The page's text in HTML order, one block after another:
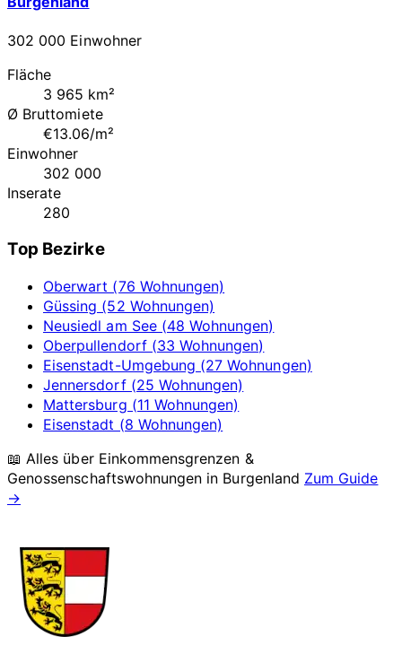
302 000 Einwohner
Fläche
3 965 km²
Ø Bruttomiete
€13.06/m²
Einwohner
302 000
Inserate
280
Top Bezirke
Oberwart (76 Wohnungen)
Güssing (52 Wohnungen)
Neusiedl am See (48 Wohnungen)
Oberpullendorf (33 Wohnungen)
Eisenstadt-Umgebung (27 Wohnungen)
Jennersdorf (25 Wohnungen)
Mattersburg (11 Wohnungen)
Eisenstadt (8 Wohnungen)
📖 Alles über Einkommensgrenzen &
Genossenschaftswohnungen in Burgenland Zum Guide
→